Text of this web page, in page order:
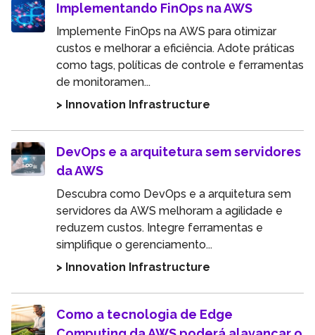
Implementando FinOps na AWS
Implemente FinOps na AWS para otimizar
custos e melhorar a eficiência. Adote práticas
como tags, políticas de controle e ferramentas
de monitoramen...
> Innovation Infrastructure
DevOps e a arquitetura sem servidores
da AWS
Descubra como DevOps e a arquitetura sem
servidores da AWS melhoram a agilidade e
reduzem custos. Integre ferramentas e
simplifique o gerenciamento...
> Innovation Infrastructure
Como a tecnologia de Edge